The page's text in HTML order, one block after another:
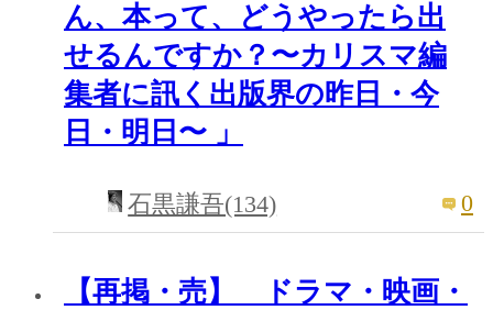
ん、本って、どうやったら出
せるんですか？〜カリスマ編
集者に訊く出版界の昨日・今
日・明日〜 」
石黒謙吾(134) 0
【再掲・売】 ドラマ・映画・